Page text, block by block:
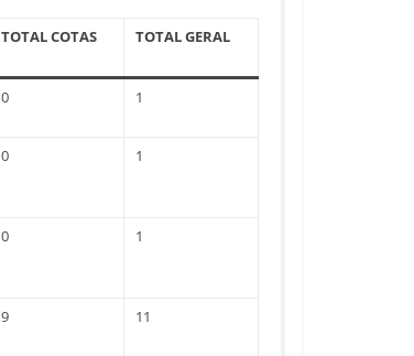
TOTAL COTAS TOTAL GERAL
0 1
0 1
0 1
9 11